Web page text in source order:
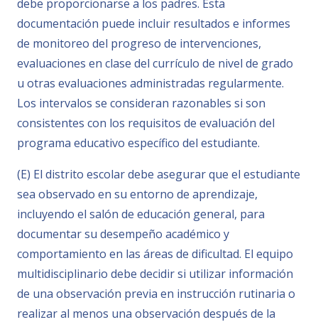
debe proporcionarse a los padres. Esta
documentación puede incluir resultados e informes
de monitoreo del progreso de intervenciones,
evaluaciones en clase del currículo de nivel de grado
u otras evaluaciones administradas regularmente.
Los intervalos se consideran razonables si son
consistentes con los requisitos de evaluación del
programa educativo específico del estudiante.
(E) El distrito escolar debe asegurar que el estudiante
sea observado en su entorno de aprendizaje,
incluyendo el salón de educación general, para
documentar su desempeño académico y
comportamiento en las áreas de dificultad. El equipo
multidisciplinario debe decidir si utilizar información
de una observación previa en instrucción rutinaria o
realizar al menos una observación después de la